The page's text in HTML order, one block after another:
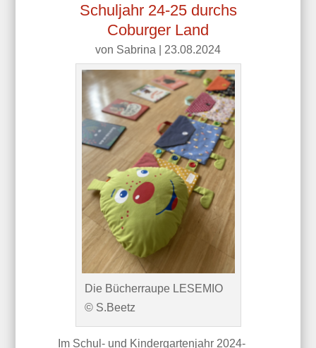
Schuljahr 24-25 durchs
Coburger Land
von Sabrina 23.08.2024
Die Bücherraupe LESEMIO
© S.Beetz
Im Schul- und Kindergartenjahr 2024-